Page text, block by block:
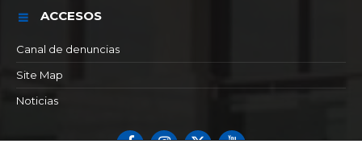
ACCESOS
Canal de denuncias
Site Map
Noticias
FacebookInstagram
X YouTube